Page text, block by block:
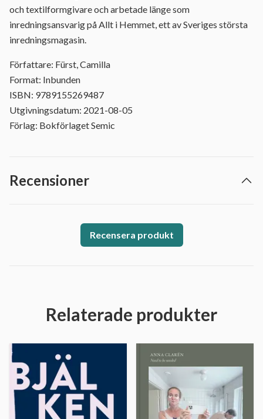
och textilformgivare och arbetade länge som
inredningsansvarig på Allt i Hemmet, ett av Sveriges största
inredningsmagasin.
Författare: Fürst, Camilla
Format: Inbunden
ISBN: 9789155269487
Utgivningsdatum: 2021-08-05
Förlag: Bokförlaget Semic
Recensioner
Recensera produkt
Relaterade produkter